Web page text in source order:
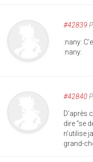
#42839
:nany:
:nany:
#42840
D'après
dire "se
n'utilise
grand-